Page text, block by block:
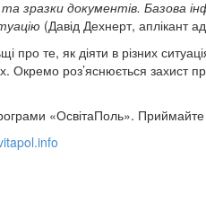
зразки документів. Базова
(Давід Дехнерт, аплікант
те, як діяти в різних
роз’яснюється захист
«ОсвітаПоль».